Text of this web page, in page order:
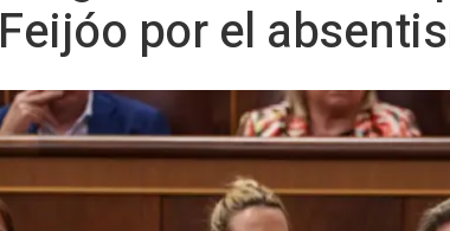
Feijóo por el